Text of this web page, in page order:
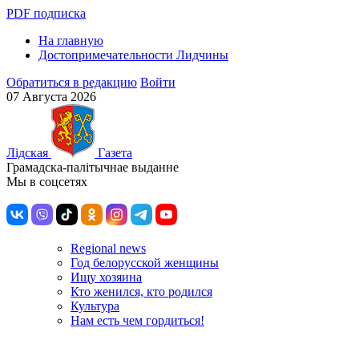
PDF подписка
На главную
Достопримечательности Лидчины
Обратиться в редакцию Войти
07 Августа 2026
Лiдская
Газета
Грамадска-палiтычнае выданне
Мы в соцсетях
Regional news
Год белорусской женщины
Ищу хозяина
Кто женился, кто родился
Культура
Нам есть чем гордиться!